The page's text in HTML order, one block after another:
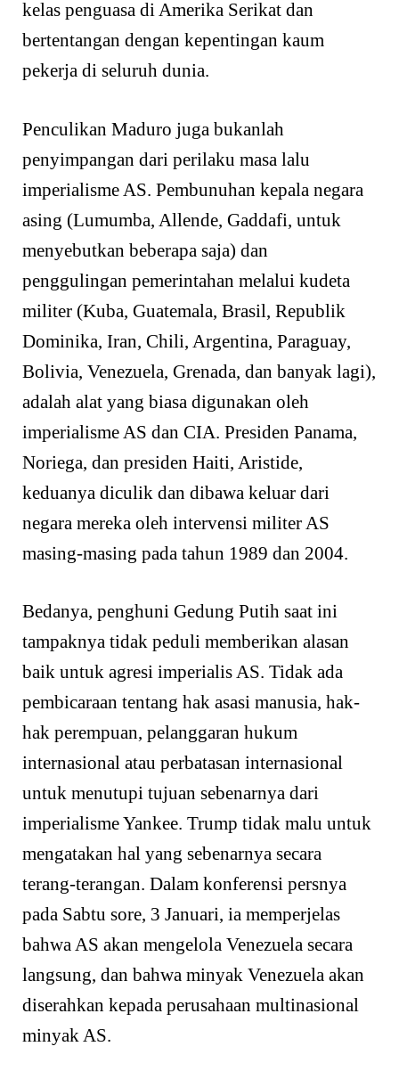
kelas penguasa di Amerika Serikat dan
bertentangan dengan kepentingan kaum
pekerja di seluruh dunia.
Penculikan Maduro juga bukanlah
penyimpangan dari perilaku masa lalu
imperialisme AS. Pembunuhan kepala negara
asing (Lumumba, Allende, Gaddafi, untuk
menyebutkan beberapa saja) dan
penggulingan pemerintahan melalui kudeta
militer (Kuba, Guatemala, Brasil, Republik
Dominika, Iran, Chili, Argentina, Paraguay,
Bolivia, Venezuela, Grenada, dan banyak lagi),
adalah alat yang biasa digunakan oleh
imperialisme AS dan CIA. Presiden Panama,
Noriega, dan presiden Haiti, Aristide,
keduanya diculik dan dibawa keluar dari
negara mereka oleh intervensi militer AS
masing-masing pada tahun 1989 dan 2004.
Bedanya, penghuni Gedung Putih saat ini
tampaknya tidak peduli memberikan alasan
baik untuk agresi imperialis AS. Tidak ada
pembicaraan tentang hak asasi manusia, hak-
hak perempuan, pelanggaran hukum
internasional atau perbatasan internasional
untuk menutupi tujuan sebenarnya dari
imperialisme Yankee. Trump tidak malu untuk
mengatakan hal yang sebenarnya secara
terang-terangan. Dalam konferensi persnya
pada Sabtu sore, 3 Januari, ia memperjelas
bahwa AS akan mengelola Venezuela secara
langsung, dan bahwa minyak Venezuela akan
diserahkan kepada perusahaan multinasional
minyak AS.